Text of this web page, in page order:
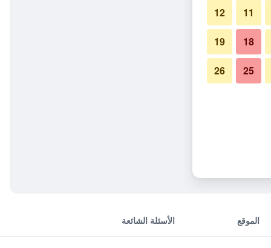
الموقع الأسئلة الشائعة
11
12
18
19
25
26